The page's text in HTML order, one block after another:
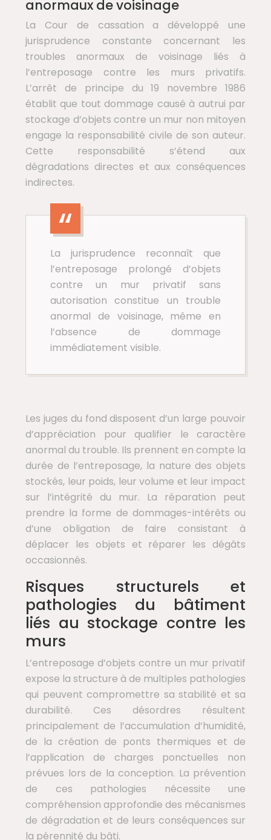
anormaux de voisinage
La Cour de cassation a développé une
jurisprudence constante concernant les
troubles anormaux de voisinage liés à
l’entreposage contre les murs privatifs.
L’arrêt de principe du 19 novembre 1986
établit que tout dommage causé à autrui par
stockage d’objets contre un mur non mitoyen
engage la responsabilité civile de son auteur.
Cette responsabilité s’étend aux
dégradations directes et aux conséquences
indirectes.
La jurisprudence reconnaît que
l’entreposage prolongé d’objets
contre un mur privatif sans
autorisation constitue un trouble
anormal de voisinage, même en
l’absence de dommage
immédiatement visible.
Les juges du fond disposent d’un large pouvoir
d’appréciation pour qualifier le caractère
anormal du trouble. Ils prennent en compte la
durée de l’entreposage, la nature des objets
stockés, leur poids, leur volume et leur impact
sur l’intégrité du mur. La réparation peut
prendre la forme de dommages-intérêts ou
d’une obligation de faire consistant à
déplacer les objets et réparer les dégâts
occasionnés.
Risques structurels et
pathologies du bâtiment
liés au stockage contre les
murs
L’entreposage d’objets contre un mur privatif
expose la structure à de multiples pathologies
qui peuvent compromettre sa stabilité et sa
durabilité. Ces désordres résultent
principalement de l’accumulation d’humidité,
de la création de ponts thermiques et de
l’application de charges ponctuelles non
prévues lors de la conception. La prévention
de ces pathologies nécessite une
compréhension approfondie des mécanismes
de dégradation et de leurs conséquences sur
la pérennité du bâti.